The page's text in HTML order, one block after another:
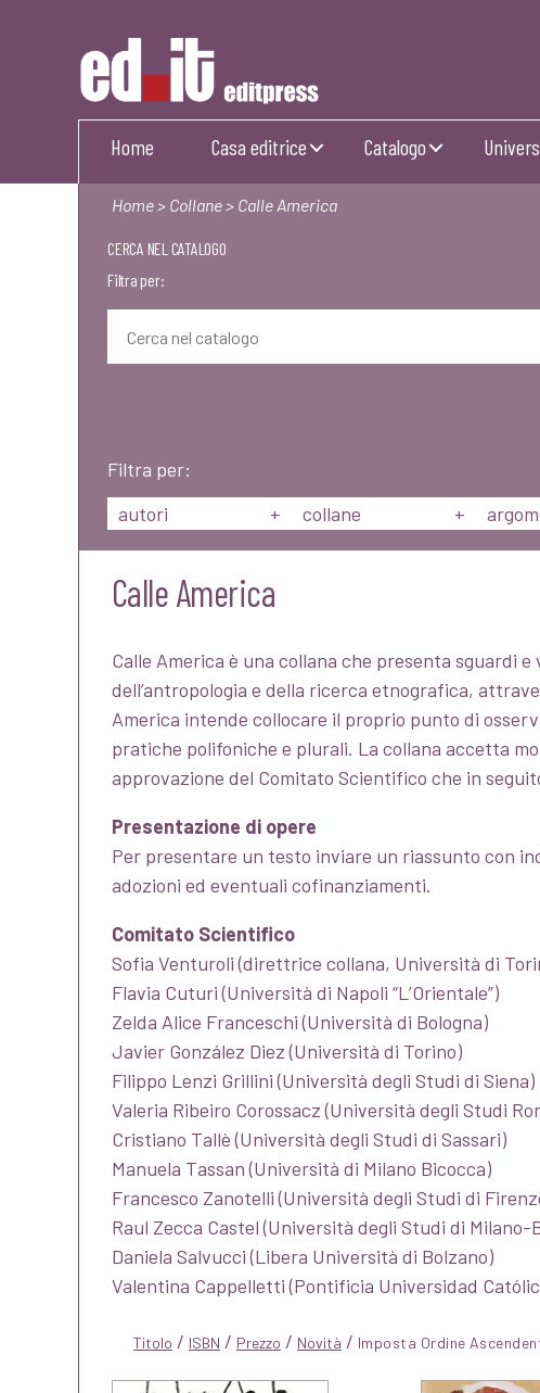
Editpress
Home Casa editrice Catalogo
Home> Collane> Calle America
CERCA NEL CATALOGO
Filtra per:
Filtra per:
autori
+ collane +
Calle America
Calle America è una collana che presenta sguardi
dell’antropologia e della ricerca etnografica,
America intende collocare il proprio punto di
pratiche polifoniche e plurali. La collana accetta
approvazione del Comitato Scientifico che in
Presentazione di opere
Per presentare un testo inviare un riassunto con
adozioni ed eventuali cofinanziamenti.
Comitato Scientifico
Sofia Venturoli (direttrice collana, Università di
Flavia Cuturi (Università di Napoli “L’Orientale”)
Zelda Alice Franceschi (Università di Bologna)
Javier González Diez (Università di Torino)
Filippo Lenzi Grillini (Università degli Studi di Siena)
Valeria Ribeiro Corossacz (Università degli Studi
Cristiano Tallè (Università degli Studi di Sassari)
Manuela Tassan (Università di Milano Bicocca)
Francesco Zanotelli (Università degli Studi di
Raul Zecca Castel (Università degli Studi di Milano-
Daniela Salvucci (Libera Università di Bolzano)
Valentina Cappelletti (Pontificia Universidad
Titolo / ISBN / Prezzo / Novità /